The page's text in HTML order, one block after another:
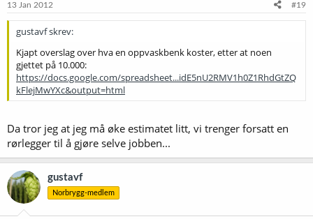
13 Jan 2012 #19
gustavf skrev:
Kjapt overslag over hva en oppvaskbenk koster, etter at noen
gjettet på 10.000:
https://docs.google.com/spreadsheet...idE5nU2RMV1h0Z1RhdGtZQ
kFlejMwYXc&output=html
Da tror jeg at jeg må øke estimatet litt, vi trenger forsatt en
rørlegger til å gjøre selve jobben...
gustavf
Norbrygg-medlem